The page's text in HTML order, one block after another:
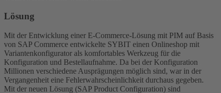
Lösung
Mit der Entwicklung einer E-Commerce-Lösung mit PIM auf Basis
von SAP Commerce entwickelte SYBIT einen Onlineshop mit
Variantenkonfigurator als komfortables Werkzeug für die
Konfiguration und Bestellaufnahme. Da bei der Konfiguration
Millionen verschiedene Ausprägungen möglich sind, war in der
Vergangenheit eine Fehlerwahrscheinlichkeit durchaus gegeben.
Mit der neuen Lösung (SAP Product Configuration) sind